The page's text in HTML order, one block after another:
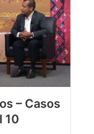
– Casos
10